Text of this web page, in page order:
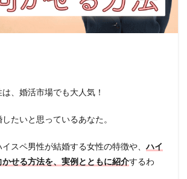
、婚活市場でも大人気！
たいと思っているあなた。
イスペ男性が結婚する女性の特徴や、ハイ
かせる方法を、実例とともに紹介するわ